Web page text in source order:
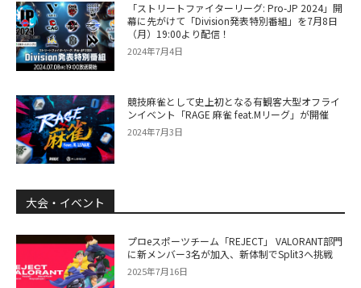
「ストリートファイターリーグ: Pro-JP 2024」開
幕に先がけて「Division発表特別番組」を7月8日
（月）19:00より配信！
2024年7月4日
競技麻雀として史上初となる有観客大型オフライ
ンイベント「RAGE 麻雀 feat.Mリーグ」が開催
2024年7月3日
大会・イベント
プロeスポーツチーム「REJECT」 VALORANT部門
に新メンバー3名が加入、新体制でSplit3へ挑戦
2025年7月16日